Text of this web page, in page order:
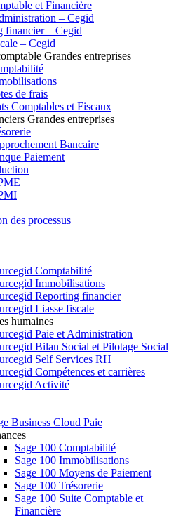
et Financière
– Cegid
financier – Cegid
– Cegid
Grandes entreprises
de frais
Comptables et Fiscaux
Grandes entreprises
Bancaire
Paiement
des processus
Comptabilité
Immobilisations
Reporting financier
Liasse fiscale
humaines
Paie et Administration
Bilan Social et Pilotage Social
Self Services RH
Compétences et carrières
Activité
Business Cloud Paie
Sage 100 Comptabilité
Sage 100 Immobilisations
Sage 100 Moyens de Paiement
Sage 100 Trésorerie
Sage 100 Suite Comptable et
Financière